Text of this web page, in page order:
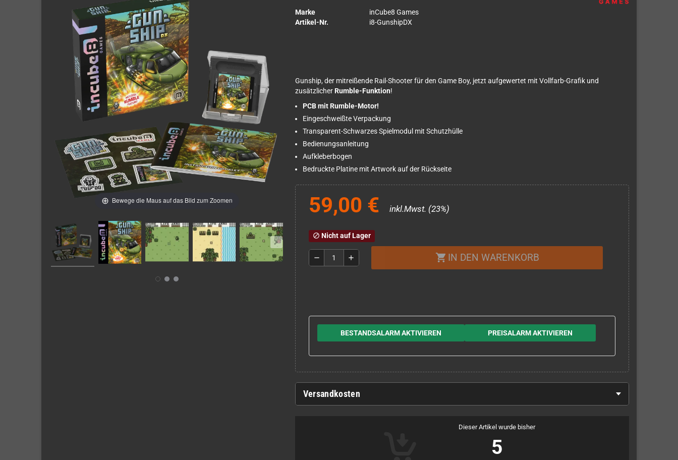
Bewege die Maus auf das Bild zum Zoomen
Marke
inCube8 Games
Artikel-Nr.
i8-GunshipDX
Gunship, der mitreißende Rail-Shooter für den Game Boy, jetzt aufgewertet mit Vollfarb-Grafik und
zusätzlicher Rumble-Funktion!
PCB mit Rumble-Motor!
Eingeschweißte Verpackung
Transparent-Schwarzes Spielmodul mit Schutzhülle
Bedienungsanleitung
Aufkleberbogen
Bedruckte Platine mit Artwork auf der Rückseite
59,00 € inkl.Mwst. (23%)
block Nicht auf Lager
remove add shopping_cart IN DEN WARENKORB
BESTANDSALARM AKTIVIEREN PREISALARM AKTIVIEREN
Versandkosten
Dieser Artikel wurde bisher
5